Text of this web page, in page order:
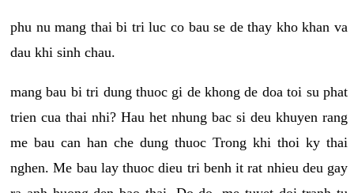
phu nu mang thai bi tri luc co bau se de thay kho khan va
dau khi sinh chau.
mang bau bi tri dung thuoc gi de khong de doa toi su phat
trien cua thai nhi? Hau het nhung bac si deu khuyen rang
me bau can han che dung thuoc Trong khi thoi ky thai
nghen. Me bau lay thuoc dieu tri benh it rat nhieu deu gay